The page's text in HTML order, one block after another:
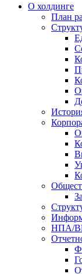
О холдинге
План
НПА/